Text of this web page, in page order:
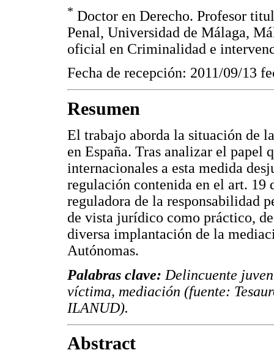
* Doctor en Derecho. Profesor
Penal, Universidad de Málaga,
oficial en Criminalidad e
Fecha de recepción: 2011/09/13
Resumen
El trabajo aborda la situación de
en España. Tras analizar el papel
internacionales a esta medida
regulación contenida en el art. 19
reguladora de la responsabilidad
de vista jurídico como práctico,
diversa implantación de la
Autónomas.
Palabras clave: Delincuente
víctima, mediación (fuente:
ILANUD).
Abstract